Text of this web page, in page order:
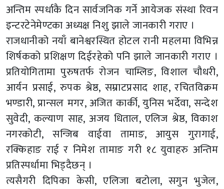
अन्तिम स्पर्धाकै दिन सार्वजनिक गर्ने आयेजक संस्था रिवन
इन्टरटेनेमेण्टका अध्यक्ष निशु झाले जानकारी गराए ।
राजधानीको नयाँ बानेश्वरस्थित होटल रानी महलमा विभिन्न
शिर्षकको प्रशिक्षण दिईरहेको पनि झाले जानकारी गराए ।
प्रतियोगितामा पुरुषतर्फ रोजन चाम्लिङ, विशाल चौधरी,
आर्यन प्रसाई, रुपक श्रेष्ठ, सम्राटप्रसाद शाह, रचितविक्रम
भण्डारी, प्रान्सल मगर, अजित कार्की, युनिस भर्देवा, सन्देश
सुवेदी, कल्याण साह, अजय धिताल, एलिज श्रेष्ठ, विकाश
नगरकोटी, सन्जिब वाईवा तामाङ, आयुस गुरागाई,
रक्किहाङ राई र निमेश तामाङ गरी १८ युवाहरु अन्तिम
प्रतिस्पर्धामा भिड्दैछन् ।
त्यसैगरी दिपिका केसी, एलिजा बटोला, सगुन भुजेल,